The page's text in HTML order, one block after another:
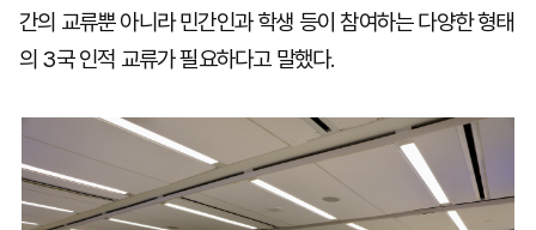
간의 교류뿐 아니라 민간인과 학생 등이 참여하는 다양한 형태
의 3국 인적 교류가 필요하다고 말했다.